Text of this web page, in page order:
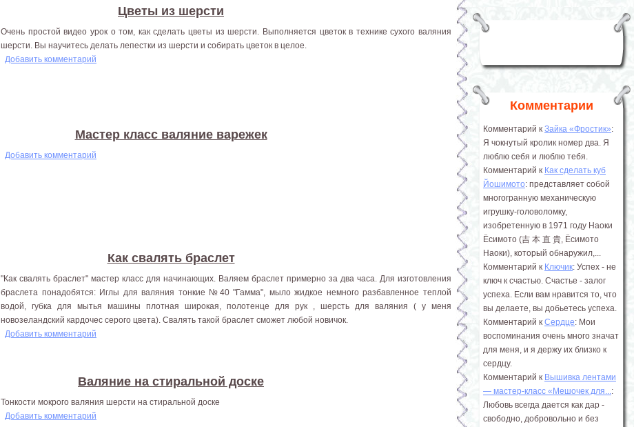
Цветы из шерсти
Очень простой видео урок о том, как сделать цветы из шерсти. Выполняется цветок в технике сухого валяния
шерсти. Вы научитесь делать лепестки из шерсти и собирать цветок в целое.
Добавить комментарий
Мастер класс валяние варежек
Добавить комментарий
Как свалять браслет
"Как свалять браслет" мастер класс для начинающих. Валяем браслет примерно за два часа. Для изготовления
браслета понадобятся: Иглы для валяния тонкие №40 "Гамма", мыло жидкое немного разбавленное теплой
водой, губка для мытья машины плотная широкая, полотенце для рук , шерсть для валяния ( у меня
новозеландский кардочес серого цвета). Свалять такой браслет сможет любой новичок.
Добавить комментарий
Валяние на стиральной доске
Тонкости мокрого валяния шерсти на стиральной доске
Добавить комментарий
Комментарии
Комментарий к Зайка «Фростик»:
Я чокнутый кролик номер два. Я
люблю себя и люблю тебя.
Комментарий к Как сделать куб
Йошимото: представляет собой
многогранную механическую
игрушку-головоломку,
изобретенную в 1971 году Наоки
Ёсимото (吉 本 直 貴, Ёсимото
Наоки), который обнаружил,...
Комментарий к Ключик: Успех - не
ключ к счастью. Счастье - залог
успеха. Если вам нравится то, что
вы делаете, вы добьетесь успеха.
Комментарий к Сердце: Мои
воспоминания очень много значат
для меня, и я держу их близко к
сердцу.
Комментарий к Вышивка лентами
― мастер-класс «Мешочек для...:
Любовь всегда дается как дар -
свободно, добровольно и без